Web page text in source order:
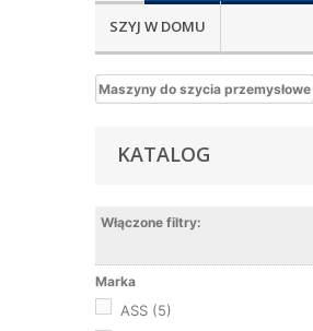
SZYJ W DOMU
Maszyny do szycia przemysłowe
KATALOG
Włączone filtry:
Marka
ASS (5)